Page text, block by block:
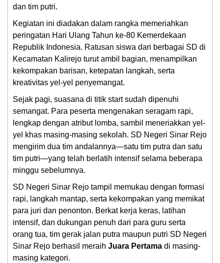
dan tim putri.
Kegiatan ini diadakan dalam rangka memeriahkan
peringatan Hari Ulang Tahun ke-80 Kemerdekaan
Republik Indonesia. Ratusan siswa dari berbagai SD di
Kecamatan Kalirejo turut ambil bagian, menampilkan
kekompakan barisan, ketepatan langkah, serta
kreativitas yel-yel penyemangat.
Sejak pagi, suasana di titik start sudah dipenuhi
semangat. Para peserta mengenakan seragam rapi,
lengkap dengan atribut lomba, sambil meneriakkan yel-
yel khas masing-masing sekolah. SD Negeri Sinar Rejo
mengirim dua tim andalannya—satu tim putra dan satu
tim putri—yang telah berlatih intensif selama beberapa
minggu sebelumnya.
SD Negeri Sinar Rejo tampil memukau dengan formasi
rapi, langkah mantap, serta kekompakan yang memikat
para juri dan penonton. Berkat kerja keras, latihan
intensif, dan dukungan penuh dari para guru serta
orang tua, tim gerak jalan putra maupun putri SD Negeri
Sinar Rejo berhasil meraih Juara Pertama di masing-
masing kategori.